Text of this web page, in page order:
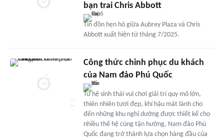
bạn trai Chris Abbott
Tin đồn hẹn hò giữa Aubrey Plaza và Chris
Abbott xuất hiện từ tháng 7/2025.
Công thức chinh phục du khách
của Nam đảo Phú Quốc
Từ hệ sinh thái vui chơi giải trí quy mô lớn,
thiên nhiên tươi đẹp, khí hậu mát lành cho
đến những khu nghỉ dưỡng được thiết kế cho
nhiều thế hệ cùng tận hưởng, Nam đảo Phú
Quốc đang trở thành lựa chọn hàng đầu của